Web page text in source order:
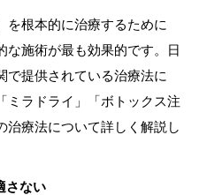
を根本的に治療するために
な施術が最も効果的です。日
で提供されている治療法に
ミラドライ」「ボトックス注
治療法について詳しく解説し
さない